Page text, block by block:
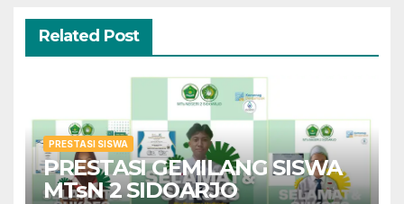
Related Post
PRESTASI SISWA
PRESTASI GEMILANG SISWA
MTsN 2 SIDOARJO